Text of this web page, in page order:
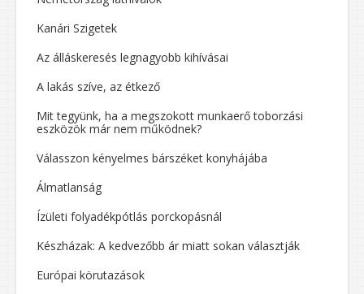
Kanári Szigetek
Az álláskeresés legnagyobb kihívásai
A lakás szíve, az étkező
Mit tegyünk, ha a megszokott munkaerő toborzási
eszközök már nem működnek?
Válasszon kényelmes bárszéket konyhájába
Álmatlanság
Ízületi folyadékpótlás porckopásnál
Készházak: A kedvezőbb ár miatt sokan választják
Európai körutazások